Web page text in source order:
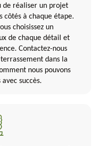
de réaliser un projet
côtés à chaque étape.
choisissez un
de chaque détail et
Contactez-nous
dans la
nous pouvons
succès.